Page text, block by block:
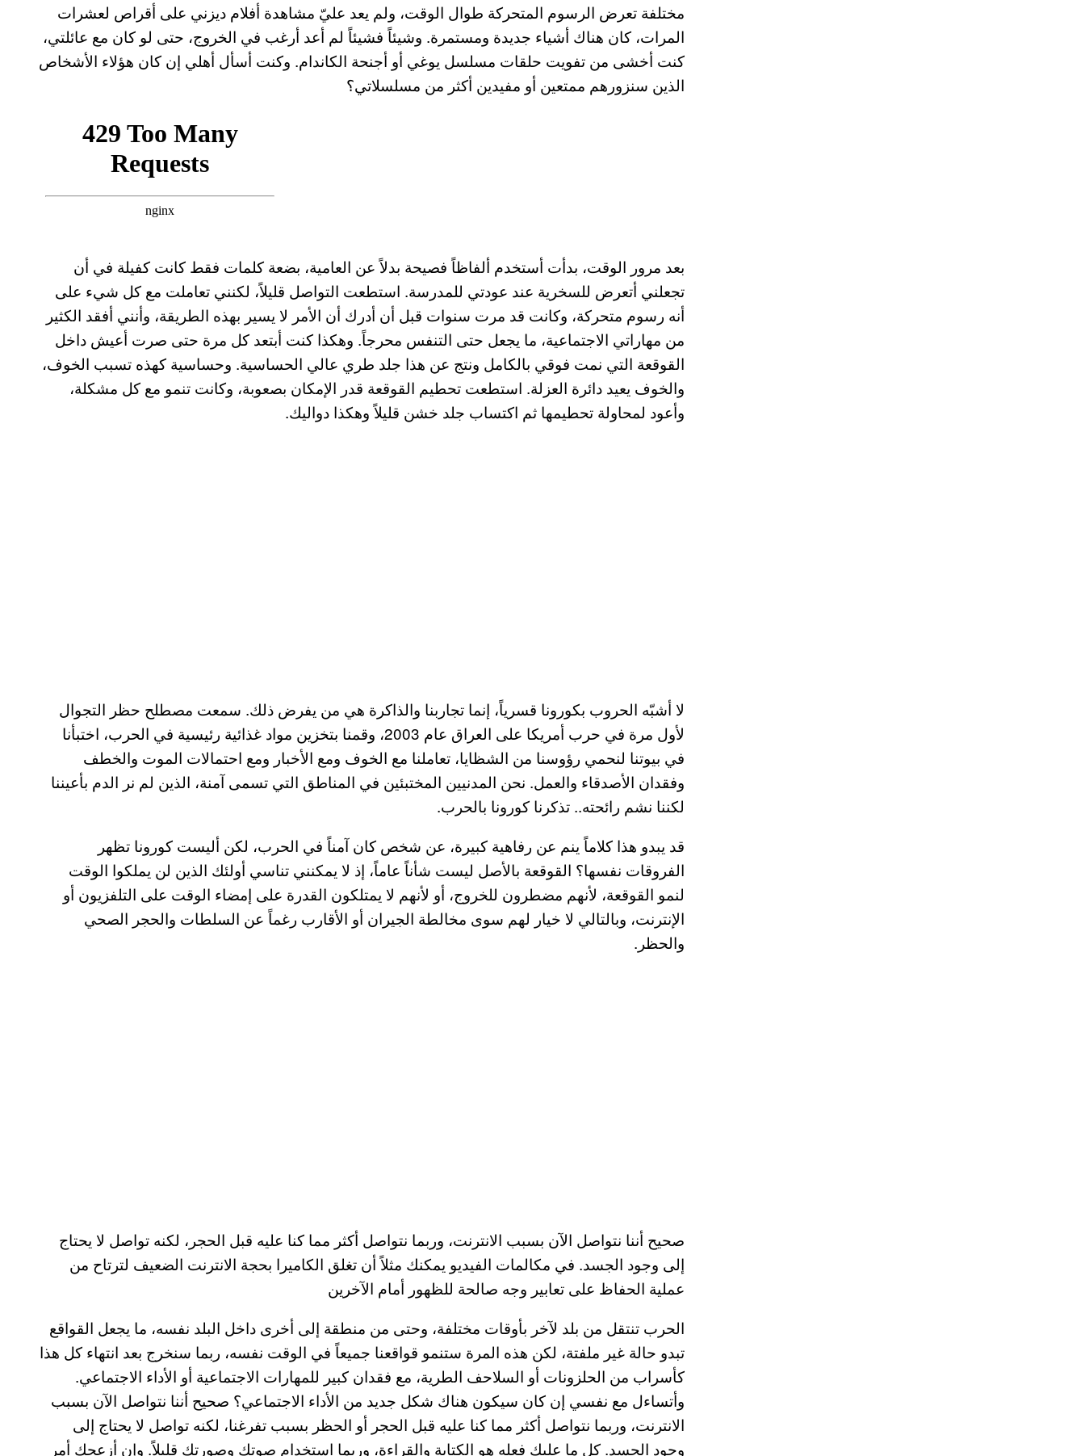
مختلفة تعرض الرسوم المتحركة طوال الوقت، ولم يعد عليّ مشاهدة أفلام ديزني على أقراص لعشرات
المرات، كان هناك أشياء جديدة ومستمرة. وشيئاً فشيئاً لم أعد أرغب في الخروج، حتى لو كان مع عائلتي،
كنت أخشى من تفويت حلقات مسلسل يوغي أو أجنحة الكاندام. وكنت أسأل أهلي إن كان هؤلاء الأشخاص
الذين سنزورهم ممتعين أو مفيدين أكثر من مسلسلاتي؟
بعد مرور الوقت، بدأت أستخدم ألفاظاً فصيحة بدلاً عن العامية، بضعة كلمات فقط كانت كفيلة في أن
تجعلني أتعرض للسخرية عند عودتي للمدرسة. استطعت التواصل قليلاً، لكنني تعاملت مع كل شيء على
أنه رسوم متحركة، وكانت قد مرت سنوات قبل أن أدرك أن الأمر لا يسير بهذه الطريقة، وأنني أفقد الكثير
من مهاراتي الاجتماعية، ما يجعل حتى التنفس محرجاً. وهكذا كنت أبتعد كل مرة حتى صرت أعيش داخل
القوقعة التي نمت فوقي بالكامل ونتج عن هذا جلد طري عالي الحساسية. وحساسية كهذه تسبب الخوف،
والخوف يعيد دائرة العزلة. استطعت تحطيم القوقعة قدر الإمكان بصعوبة، وكانت تنمو مع كل مشكلة،
وأعود لمحاولة تحطيمها ثم اكتساب جلد خشن قليلاً وهكذا دواليك.
لا أشبّه الحروب بكورونا قسرياً، إنما تجاربنا والذاكرة هي من يفرض ذلك. سمعت مصطلح حظر التجوال
لأول مرة في حرب أمريكا على العراق عام 2003، وقمنا بتخزين مواد غذائية رئيسية في الحرب، اختبأنا
في بيوتنا لنحمي رؤوسنا من الشظايا، تعاملنا مع الخوف ومع الأخبار ومع احتمالات الموت والخطف
وفقدان الأصدقاء والعمل. نحن المدنيين المختبئين في المناطق التي تسمى آمنة، الذين لم نر الدم بأعيننا
لكننا نشم رائحته.. تذكرنا كورونا بالحرب.
قد يبدو هذا كلاماً ينم عن رفاهية كبيرة، عن شخص كان آمناً في الحرب، لكن أليست كورونا تظهر
الفروقات نفسها؟ القوقعة بالأصل ليست شأناً عاماً، إذ لا يمكنني تناسي أولئك الذين لن يملكوا الوقت
لنمو القوقعة، لأنهم مضطرون للخروج، أو لأنهم لا يمتلكون القدرة على إمضاء الوقت على التلفزيون أو
الإنترنت، وبالتالي لا خيار لهم سوى مخالطة الجيران أو الأقارب رغماً عن السلطات والحجر الصحي
والحظر.
صحيح أننا نتواصل الآن بسبب الانترنت، وربما نتواصل أكثر مما كنا عليه قبل الحجر، لكنه تواصل لا يحتاج
إلى وجود الجسد. في مكالمات الفيديو يمكنك مثلاً أن تغلق الكاميرا بحجة الانترنت الضعيف لترتاح من
عملية الحفاظ على تعابير وجه صالحة للظهور أمام الآخرين
الحرب تنتقل من بلد لآخر بأوقات مختلفة، وحتى من منطقة إلى أخرى داخل البلد نفسه، ما يجعل القواقع
تبدو حالة غير ملفتة، لكن هذه المرة ستنمو قواقعنا جميعاً في الوقت نفسه، ربما سنخرج بعد انتهاء كل هذا
كأسراب من الحلزونات أو السلاحف الطرية، مع فقدان كبير للمهارات الاجتماعية أو الأداء الاجتماعي.
وأتساءل مع نفسي إن كان سيكون هناك شكل جديد من الأداء الاجتماعي؟ صحيح أننا نتواصل الآن بسبب
الانترنت، وربما نتواصل أكثر مما كنا عليه قبل الحجر أو الحظر بسبب تفرغنا، لكنه تواصل لا يحتاج إلى
وجود الجسد. كل ما عليك فعله هو الكتابة والقراءة، وربما استخدام صوتك وصورتك قليلاً. وإن أزعجك أمر